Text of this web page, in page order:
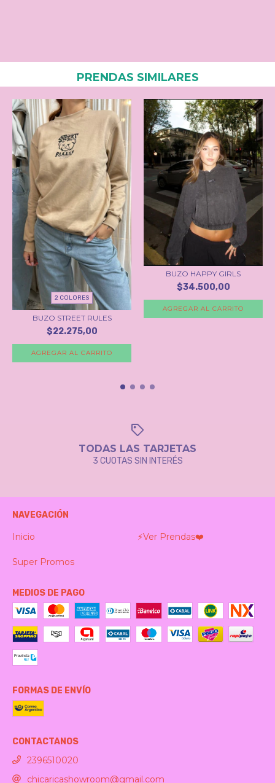
PRENDAS SIMILARES
2 COLORES
BUZO STREET RULES
$22.275,00
AGREGAR AL CARRITO
BUZO HAPPY GIRLS
$34.500,00
AGREGAR AL CARRITO
TODAS LAS TARJETAS
3 CUOTAS SIN INTERÉS
NAVEGACIÓN
Inicio ⚡️Ver Prendas❤️‍
Super Promos
MEDIOS DE PAGO
FORMAS DE ENVÍO
CONTACTANOS
2396510020
chicaricashowroom@gmail.com